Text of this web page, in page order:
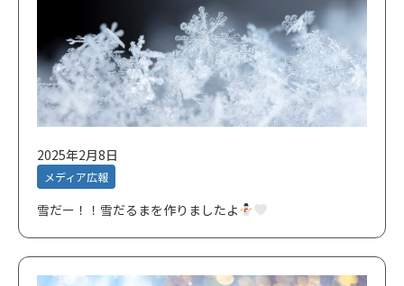
2025年2月8日
メディア広報
雪だー！！雪だるまを作りましたよ